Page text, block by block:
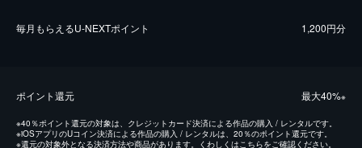
毎⽉もらえるU-NEXTポイント 1,200円分
ポイント還元 最⼤40%※
※40％ポイント還元の対象は、クレジットカード決済による作品の購入 / レンタルです。
※iOSアプリのUコイン決済による作品の購入 / レンタルは、20％のポイント還元です。
※還元の対象外となる決済方法や商品があります。くわしくは こちらをご確認ください。